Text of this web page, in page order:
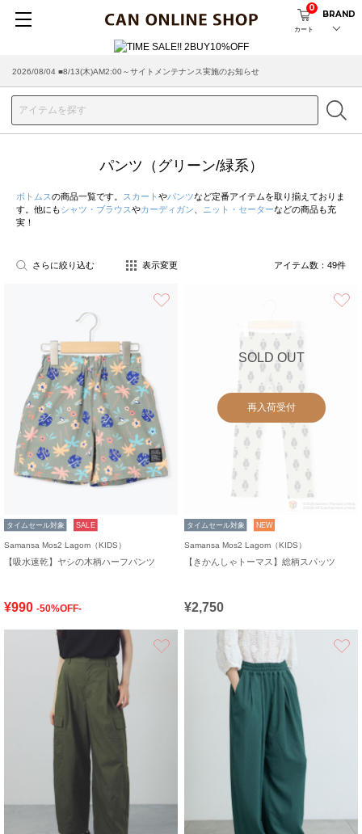
カート
0
BRAND
2026/08/04 ■8/13(木)AM2:00～サイトメンテナンス実施のお知らせ
パンツ（グリーン/緑系）
ボトムスの商品一覧です。 スカート やパンツなど定番アイテムを取り揃えておりま
す。他にもシャツ・ブラウスやカーディガン ニット・セーターなどの商品も充
実！
さらに絞り込む 表示変更 アイテム数： 49件
タイムセール対象 SALE
Samansa Mos2 Lagom（KIDS）
【吸水速乾】ヤシの木柄ハーフパンツ
¥990 -50%OFF-
SOLD OUT
再入荷受付
タイムセール対象 NEW
Samansa Mos2 Lagom（KIDS）
【きかんしゃトーマス】総柄スパッツ
¥2,750